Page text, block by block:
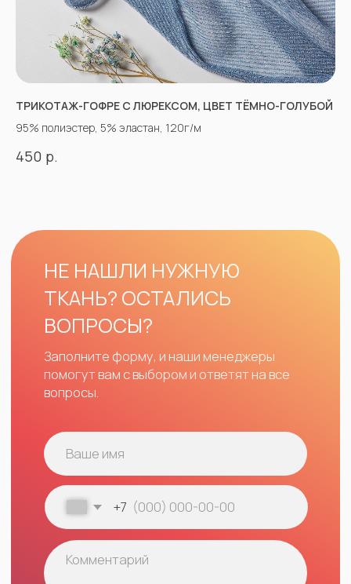
ТРИКОТАЖ-ГОФРЕ С ЛЮРЕКСОМ, ЦВЕТ ТЁМНО-ГОЛУБОЙ
95% полиэстер, 5% эластан, 120г/м
450 р.